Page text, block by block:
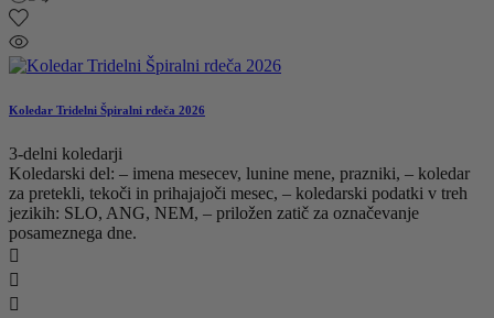
Koledar Tridelni Špiralni rdeča 2026
3-delni koledarji
Koledarski del: – imena mesecev, lunine mene, prazniki, – koledar
za pretekli, tekoči in prihajajoči mesec, – koledarski podatki v treh
jezikih: SLO, ANG, NEM, – priložen zatič za označevanje
posameznega dne.


